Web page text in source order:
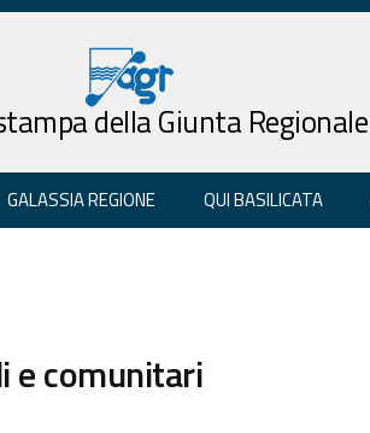
della Giunta Regionale
GALASSIA REGIONE QUI BASILICATA
e comunitari